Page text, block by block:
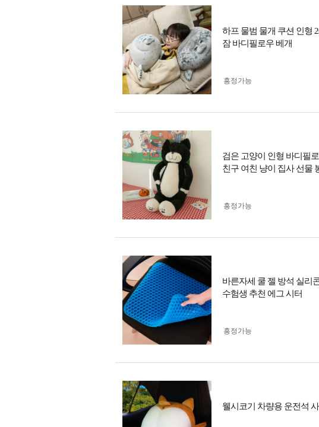
하프 물범 물개 쿠션 인형
잠 바디필로우 베개
흥정가능
검은 고양이 인형 바디필
친구 여친 냥이 집사 선물
흥정가능
바른자세 쿨 젤 방석 실리
수험생 추천 에그 시터
흥정가능
웰시코기 차량용 운전석